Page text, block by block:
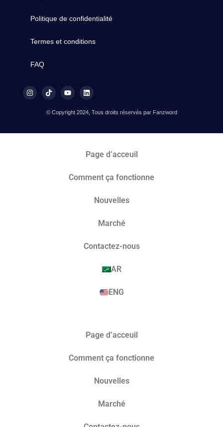
Politique de confidentialité
Termes et conditions
FAQ
© Copyright 2024, Tous droits réservés par Fanzword
Page d’acceuil
Comment ça fonctionne
Nouvelles
Marché​
Contactez-nous
AR
ENG
Page d’acceuil
Comment ça fonctionne
Nouvelles
Marché​